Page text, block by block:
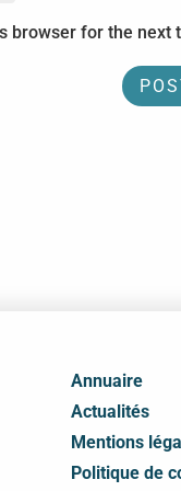
browser for the next
Annuaire
Actualités
Mentions
Politique de